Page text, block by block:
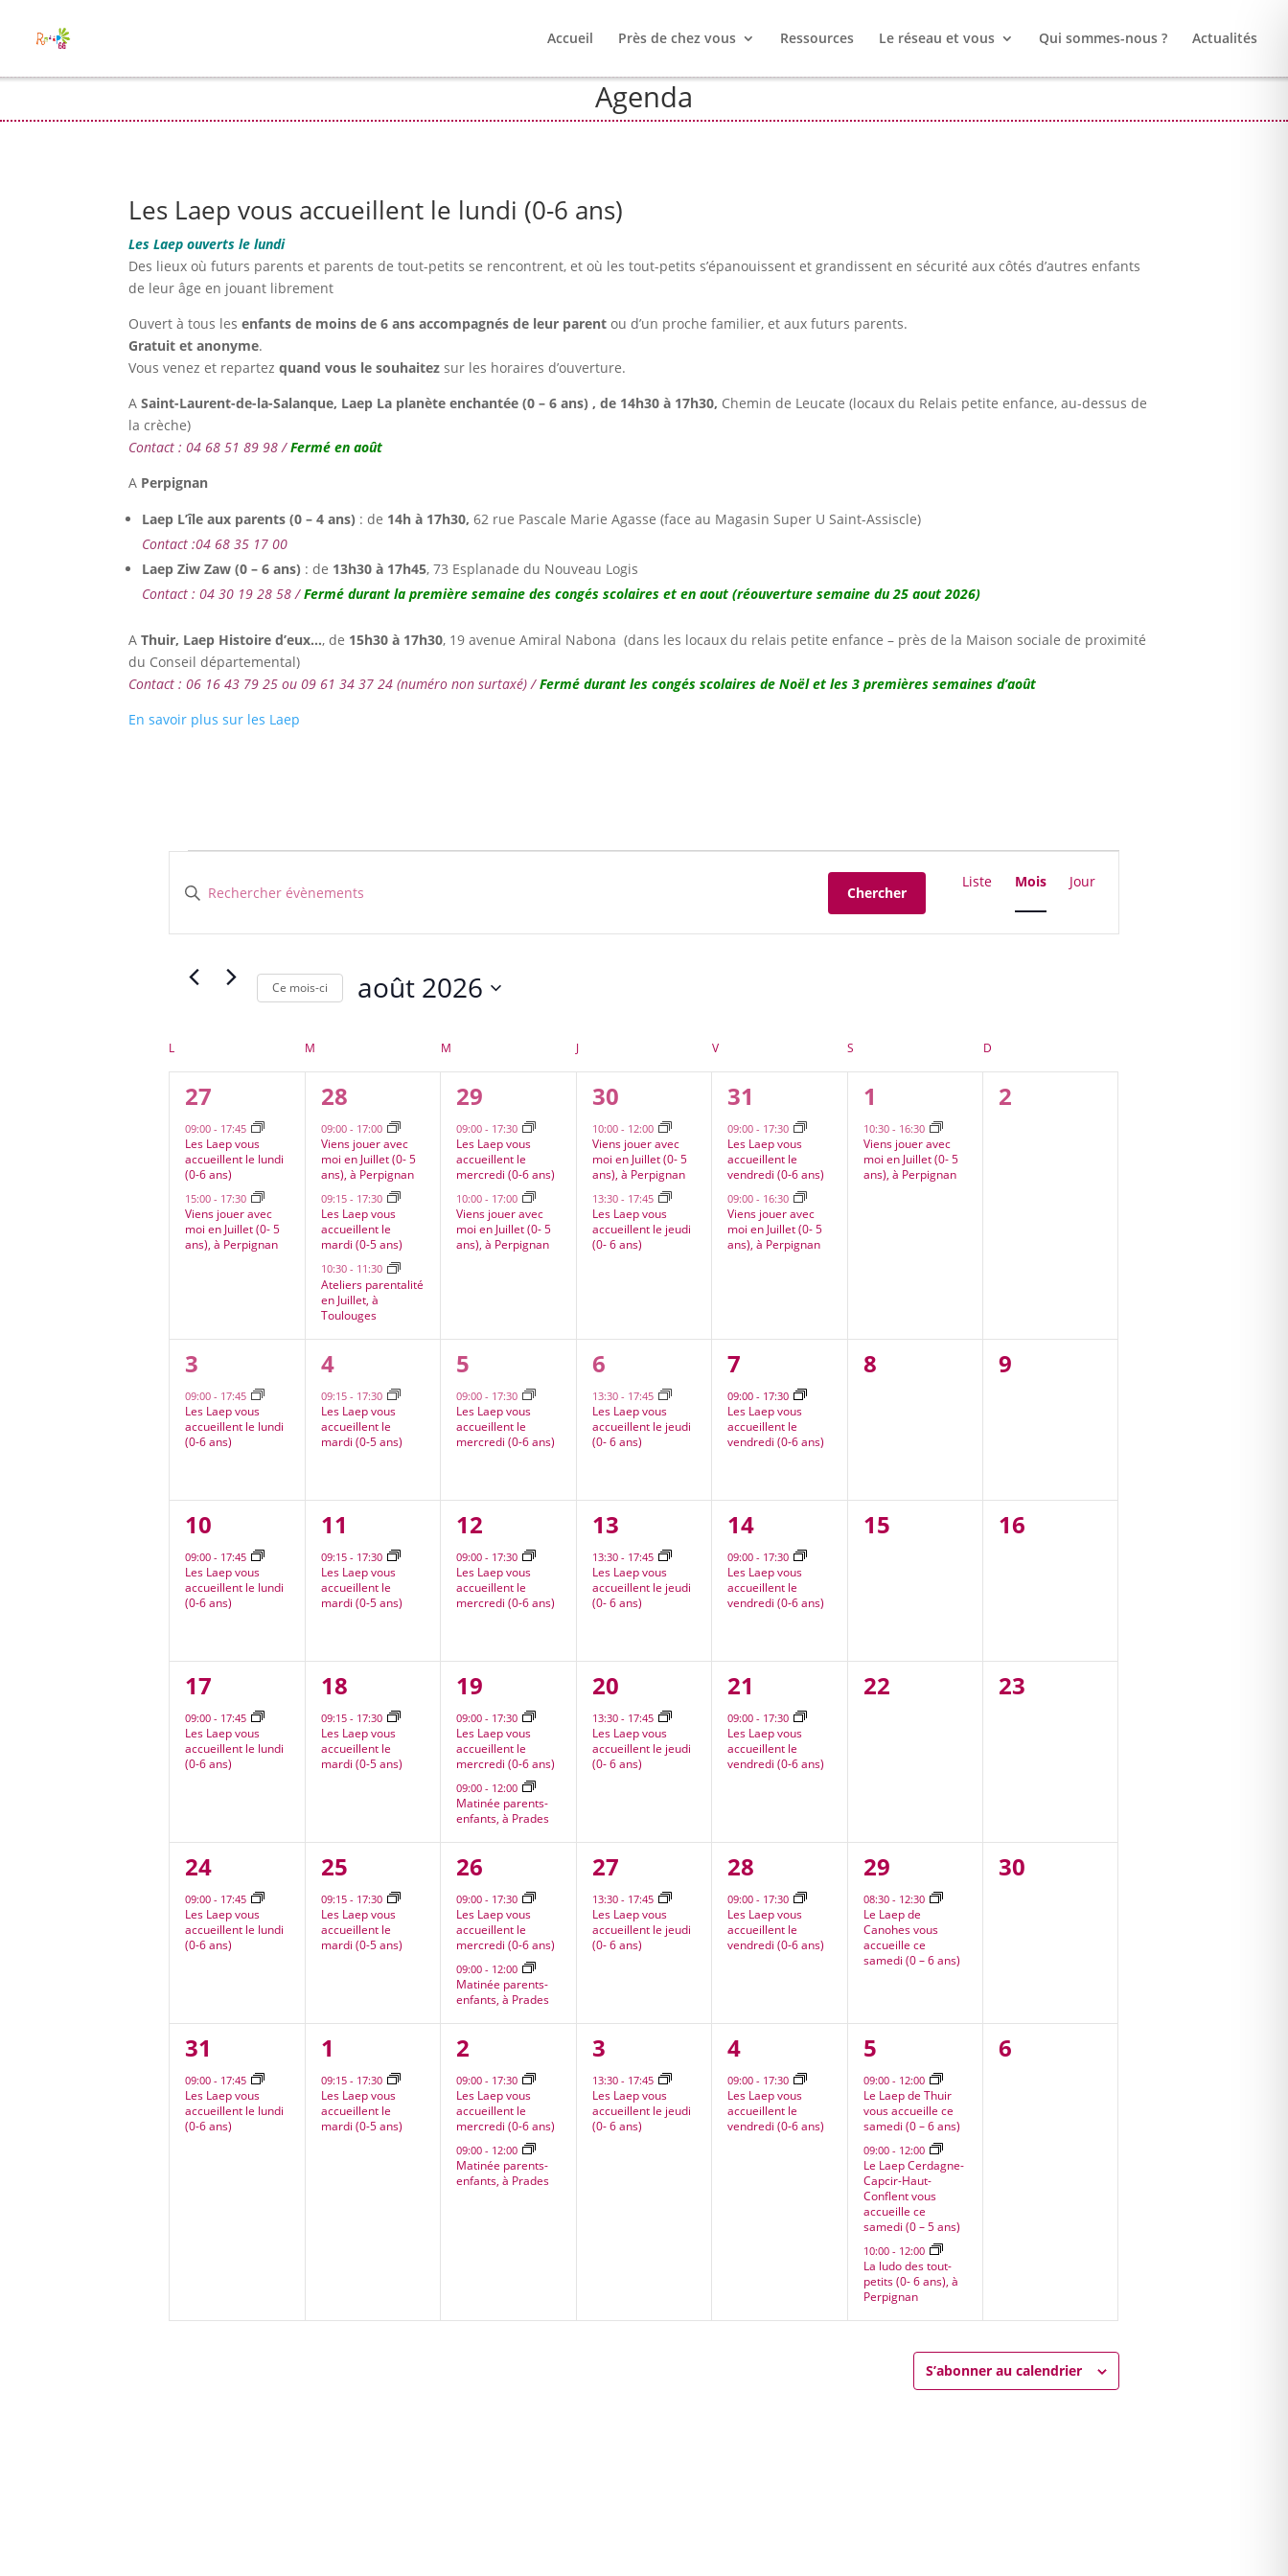
Accueil Près de chez vous Ressources Le réseau et vous Qui sommes-nous ? Actualités
Agenda
Les Laep vous accueillent le lundi (0-6 ans)
Les Laep ouverts le lundi
Des lieux où futurs parents et parents de tout-petits se rencontrent, et où les tout-petits s’épanouissent et grandissent en sécurité aux côtés d’autres enfants
de leur âge en jouant librement
Ouvert à tous les enfants de moins de 6 ans accompagnés de leur parent ou d’un proche familier, et aux futurs parents.
Gratuit et anonyme.
Vous venez et repartezquand vous le souhaitez sur les horaires d’ouverture.
ASaint-Laurent-de-la-Salanque, Laep La planète enchantée (0 – 6 ans) , de 14h30 à 17h30, Chemin de Leucate (locaux du Relais petite enfance, au-dessus de
la crèche)
Contact : 04 68 51 89 98 /Fermé en août
A Perpignan
Laep L’île aux parents (0 – 4 ans) : de 14h à 17h30, 62 rue Pascale Marie Agasse (face au Magasin Super U Saint-Assiscle)
Contact :04 68 35 17 00
Laep Ziw Zaw (0 – 6 ans) : de 13h30 à 17h45, 73 Esplanade du Nouveau Logis
Contact : 04 30 19 28 58 /Fermé durant la première semaine des congés scolaires et en aout (réouverture semaine du 25 aout 2026)
AThuir, Laep Histoire d’eux…, de 15h30 à 17h30, 19 avenue Amiral Nabona (dans les locaux du relais petite enfance – près de la Maison sociale de proximité
du Conseil départemental)
Contact : 06 16 43 79 25 ou 09 61 34 37 24 (numéro non surtaxé) /Fermé durant les congés scolaires de Noël et les 3 premières semaines d’août
En savoir plus sur les Laep
Évènements
Recherche
et
de
vues
Évènements
Saisir
mot-
clé.
Évènements
clé.
Chercher
Navigation
de
vues
Liste Mois Jour
Ce mois-ci août 2026
Calendrier
de
Évènements
L M M J VVENDREDI S D
2
évènements,
27
09:00- 17:45
Les Laep vous
accueillent le lundi
(0-6 ans)
15:00- 17:30
Viens jouer avec
moi en Juillet (0- 5
ans), à Perpignan
3
évènements,
28
09:00 - 17:00
Viens jouer avec
moi en Juillet (0- 5
ans), à Perpignan
09:15 - 17:30
Les Laep vous
accueillent le
mardi (0-5 ans)
10:30 - 11:30
Ateliers parentalité
en Juillet, à
Toulouges
2
évènements,
29
09:00- 17:30
Les Laep vous
accueillent le
mercredi (0-6 ans)
10:00- 17:00
Viens jouer avec
moi en Juillet (0- 5
ans), à Perpignan
2
évènements,
30
10:00 - 12:00
Viens jouer avec
moi en Juillet (0- 5
ans), à Perpignan
13:30 - 17:45
Les Laep vous
accueillent le jeudi
(0- 6 ans)
2
évènements,
31
09:00- 17:30
Les Laep vous
accueillent le
vendredi (0-6 ans)
09:00- 16:30
Viens jouer avec
moi en Juillet (0- 5
ans), à Perpignan
1
évènement,
1
10:30 - 16:30
Viens jouer avec
moi en Juillet (0- 5
ans), à Perpignan
0
2
1
évènement,
3
09:00- 17:45
Les Laep vous
accueillent le lundi
(0-6 ans)
1
évènement,
4
09:15 - 17:30
Les Laep vous
accueillent le
mardi (0-5 ans)
1
évènement,
5
09:00- 17:30
Les Laep vous
accueillent le
mercredi (0-6 ans)
1
évènement,
6
13:30 - 17:45
Les Laep vous
accueillent le jeudi
(0- 6 ans)
1
évènement,
7
09:00- 17:30
Les Laep vous
accueillent le
vendredi (0-6 ans)
0
8
0
9
1
évènement,
10
09:00- 17:45
Les Laep vous
accueillent le lundi
(0-6 ans)
1
évènement,
11
09:15 - 17:30
Les Laep vous
accueillent le
mardi (0-5 ans)
1
évènement,
12
09:00- 17:30
Les Laep vous
accueillent le
mercredi (0-6 ans)
1
évènement,
13
13:30 - 17:45
Les Laep vous
accueillent le jeudi
(0- 6 ans)
1
évènement,
14
09:00- 17:30
Les Laep vous
accueillent le
vendredi (0-6 ans)
0
15
0
16
1
évènement,
17
09:00- 17:45
Les Laep vous
accueillent le lundi
(0-6 ans)
1
évènement,
18
09:15 - 17:30
Les Laep vous
accueillent le
mardi (0-5 ans)
2
évènements,
19
09:00- 17:30
Les Laep vous
accueillent le
mercredi (0-6 ans)
09:00- 12:00
Matinée parents-
enfants, à Prades
1
évènement,
20
13:30 - 17:45
Les Laep vous
accueillent le jeudi
(0- 6 ans)
1
évènement,
21
09:00- 17:30
Les Laep vous
accueillent le
vendredi (0-6 ans)
0
22
0
23
1
évènement,
24
09:00- 17:45
Les Laep vous
accueillent le lundi
(0-6 ans)
1
évènement,
25
09:15 - 17:30
Les Laep vous
accueillent le
mardi (0-5 ans)
2
évènements,
26
09:00- 17:30
Les Laep vous
accueillent le
mercredi (0-6 ans)
09:00- 12:00
Matinée parents-
enfants, à Prades
1
évènement,
27
13:30 - 17:45
Les Laep vous
accueillent le jeudi
(0- 6 ans)
1
évènement,
28
09:00- 17:30
Les Laep vous
accueillent le
vendredi (0-6 ans)
1
évènement,
29
08:30 - 12:30
Le Laep de
Canohes vous
accueille ce
samedi (0 – 6 ans)
0
30
1
évènement,
31
09:00- 17:45
Les Laep vous
accueillent le lundi
(0-6 ans)
1
évènement,
1
09:15 - 17:30
Les Laep vous
accueillent le
mardi (0-5 ans)
2
évènements,
2
09:00- 17:30
Les Laep vous
accueillent le
mercredi (0-6 ans)
09:00- 12:00
Matinée parents-
enfants, à Prades
1
évènement,
3
13:30 - 17:45
Les Laep vous
accueillent le jeudi
(0- 6 ans)
1
évènement,
4
09:00- 17:30
Les Laep vous
accueillent le
vendredi (0-6 ans)
3
évènements,
5
09:00 - 12:00
Le Laep de Thuir
vous accueille ce
samedi (0 – 6 ans)
09:00 - 12:00
Le Laep Cerdagne-
Capcir-Haut-
Conflent vous
accueille ce
samedi (0 – 5 ans)
10:00 - 12:00
La ludo des tout-
petits (0- 6 ans), à
Perpignan
0
6
S’abonner au calendrier